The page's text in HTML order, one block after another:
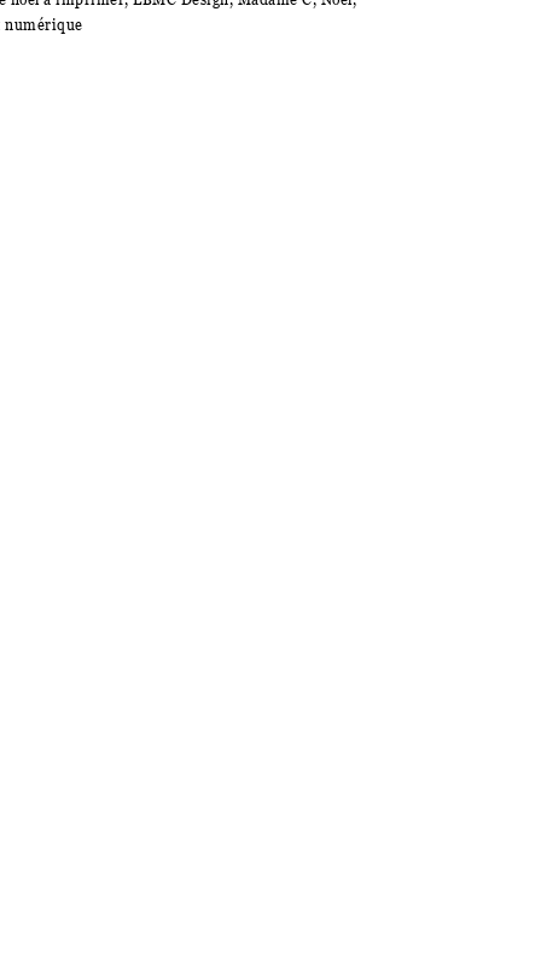
numérique